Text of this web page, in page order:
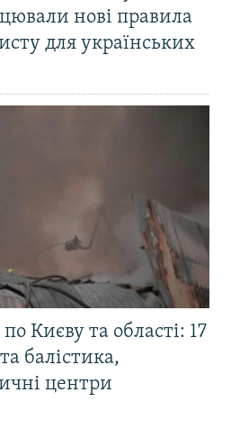
нові правила
для українських
Києву та області: 17
балістика,
центри